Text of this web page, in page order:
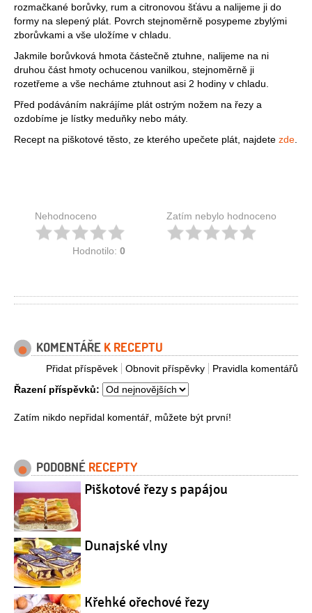
rozmačkané borůvky, rum a citronovou šťávu a nalijeme ji do
formy na slepený plát. Povrch stejnoměrně posypeme zbylými
zborůvkami a vše uložíme v chladu.
Jakmile borůvková hmota částečně ztuhne, nalijeme na ni
druhou část hmoty ochucenou vanilkou, stejnoměrně ji
rozetřeme a vše necháme ztuhnout asi 2 hodiny v chladu.
Před podáváním nakrájíme plát ostrým nožem na řezy a
ozdobíme je lístky meduňky nebo máty.
Recept na piškotové těsto, ze kterého upečete plát, najdete zde.
Nehodnoceno
Hodnotilo: 0
Zatím nebylo hodnoceno
KOMENTÁŘE K RECEPTU
Pravidla komentářů
Obnovit příspěvky
Přidat příspěvek
Řazení příspěvků:
Zatím nikdo nepřidal komentář, můžete být první!
PODOBNÉ RECEPTY
Piškotové řezy s papájou
Dunajské vlny
Křehké ořechové řezy